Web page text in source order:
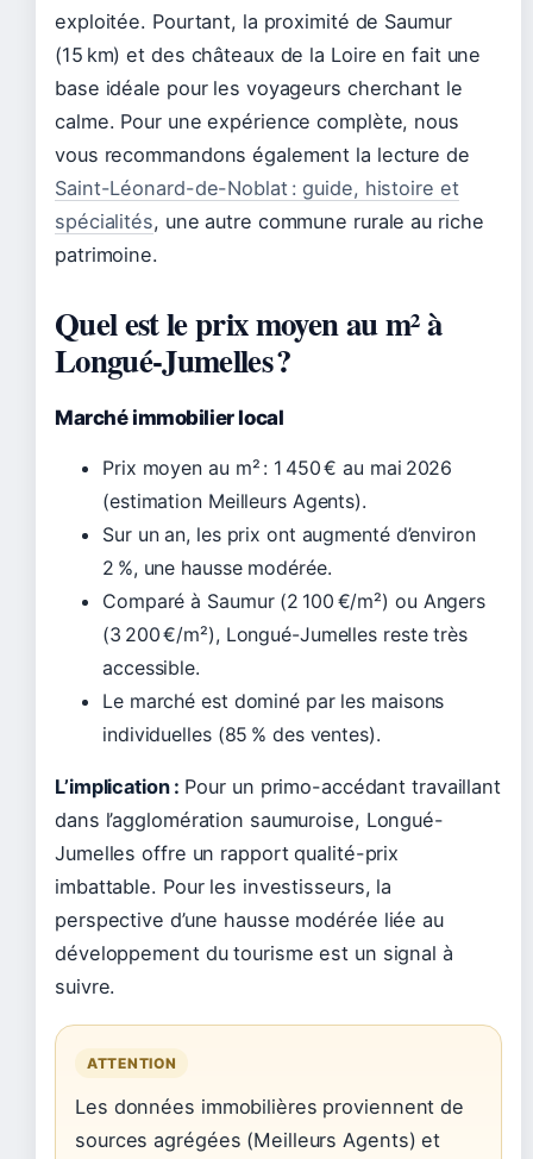
exploitée. Pourtant, la proximité de Saumur
(15 km) et des châteaux de la Loire en fait une
base idéale pour les voyageurs cherchant le
calme. Pour une expérience complète, nous
vous recommandons également la lecture de
Saint-Léonard-de-Noblat : guide, histoire et
spécialités, une autre commune rurale au riche
patrimoine.
Quel est le prix moyen au m² à
Longué-Jumelles ?
Marché immobilier local
Prix moyen au m² : 1 450 € au mai 2026
(estimation Meilleurs Agents).
Sur un an, les prix ont augmenté d’environ
2 %, une hausse modérée.
Comparé à Saumur (2 100 €/m²) ou Angers
(3 200 €/m²), Longué-Jumelles reste très
accessible.
Le marché est dominé par les maisons
individuelles (85 % des ventes).
L’implication : Pour un primo-accédant travaillant
dans l’agglomération saumuroise, Longué-
Jumelles offre un rapport qualité-prix
imbattable. Pour les investisseurs, la
perspective d’une hausse modérée liée au
développement du tourisme est un signal à
suivre.
ATTENTION
Les données immobilières proviennent de
sources agrégées (Meilleurs Agents) et